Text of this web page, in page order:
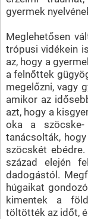
gyermek
Meglehetősen
trópusi vidékein
az, hogy a
a felnőttek
megelőzni, vagy
amikor az
azt, hogy a
oka a
tanácsolták,
szöcskét
század elején
dadogástól.
húgaikat
kimentek a
töltötték az időt,